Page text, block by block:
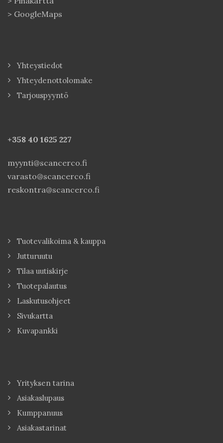
> GoogleMaps
Yhteystiedot
Yhteydenottolomake
Tarjouspyyntö
+358 40 1625 227
myynti@scancerco.fi
varasto@scancerco.fi
reskontra@scancerco.fi
Tuotevalikoima & kauppa
Jutturuutu
Tilaa uutiskirje
Tuotepalautus
Laskutusohjeet
Sivukartta
Kuvapankki
Yrityksen tarina
Asiakaslupaus
Kumppanuus
Asiakastarinat